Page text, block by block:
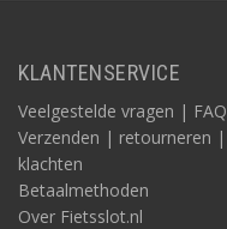
KLANTENSERVICE
Veelgestelde vragen | FAQ
Verzenden | retourneren |
klachten
Betaalmethoden
Over Fietsslot.nl